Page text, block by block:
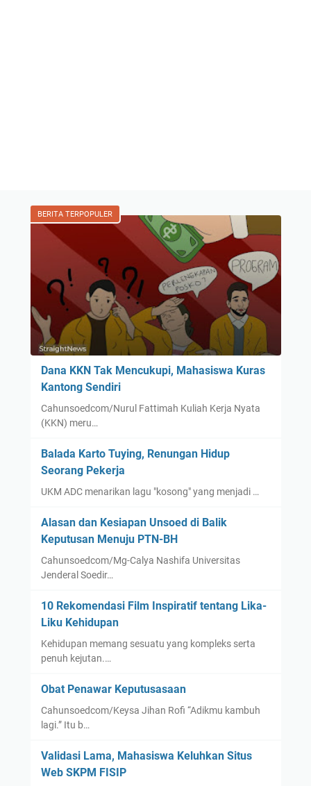
BERITA TERPOPULER
Dana KKN Tak Mencukupi, Mahasiswa Kuras
Kantong Sendiri
Cahunsoedcom/Nurul Fattimah Kuliah Kerja Nyata
(KKN) meru…
Balada Karto Tuying, Renungan Hidup
Seorang Pekerja
UKM ADC menarikan lagu "kosong" yang menjadi …
Alasan dan Kesiapan Unsoed di Balik
Keputusan Menuju PTN-BH
Cahunsoedcom/Mg-Calya Nashifa Universitas
Jenderal Soedir…
10 Rekomendasi Film Inspiratif tentang Lika-
Liku Kehidupan
Kehidupan memang sesuatu yang kompleks serta
penuh kejutan.…
Obat Penawar Keputusasaan
Cahunsoedcom/Keysa Jihan Rofi “Adikmu kambuh
lagi.” Itu b…
Validasi Lama, Mahasiswa Keluhkan Situs
Web SKPM FISIP